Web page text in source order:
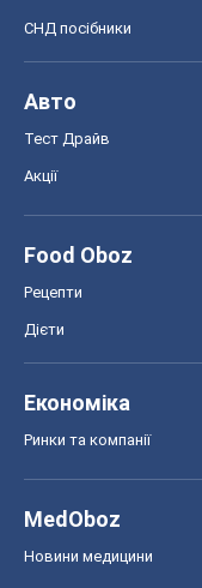
СНД посібники
Авто
Тест Драйв
Акції
Food Oboz
Рецепти
Дієти
Економіка
Ринки та компанії
MedOboz
Новини медицини